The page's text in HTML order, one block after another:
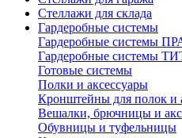
Стеллажи для склада
Гардеробные системы
Гардеробные системы
Гардеробные системы
Готовые системы
Полки и аксессуары
Кронштейны для полок и
Вешалки, брючницы и
Обувницы и туфельницы